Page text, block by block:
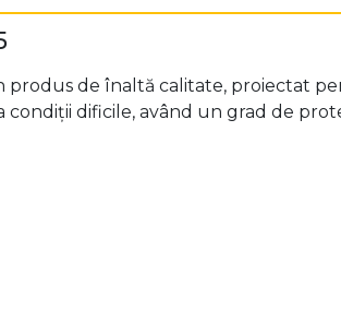
produs de înaltă calitate, proiectat
dificile, având un grad de